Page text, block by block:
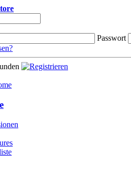
Passwort